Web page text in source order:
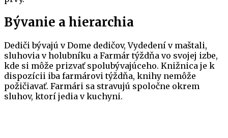
Bývanie a hierarchia
Dediči bývajú v Dome dedičov, Vydedení v maštali,
sluhovia v holubníku a Farmár týždňa vo svojej izbe,
kde si môže prizvať spolubývajúceho. Knižnica je k
dispozícii iba farmárovi týždňa, knihy nemôže
požičiavať. Farmári sa stravujú spoločne okrem
sluhov, ktorí jedia v kuchyni.